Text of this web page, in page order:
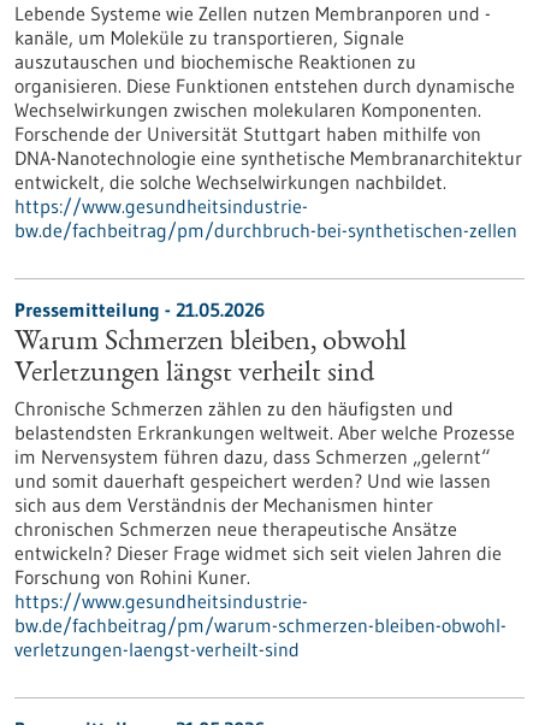
Lebende Systeme wie Zellen nutzen Membranporen und -
kanäle, um Moleküle zu transportieren, Signale
auszutauschen und biochemische Reaktionen zu
organisieren. Diese Funktionen entstehen durch dynamische
Wechselwirkungen zwischen molekularen Komponenten.
Forschende der Universität Stuttgart haben mithilfe von
DNA-Nanotechnologie eine synthetische Membranarchitektur
entwickelt, die solche Wechselwirkungen nachbildet.
https://www.gesundheitsindustrie-
bw.de/fachbeitrag/pm/durchbruch-bei-synthetischen-zellen
Pressemitteilung - 21.05.2026
Warum Schmerzen bleiben, obwohl
Verletzungen längst verheilt sind
Chronische Schmerzen zählen zu den häufigsten und
belastendsten Erkrankungen weltweit. Aber welche Prozesse
im Nervensystem führen dazu, dass Schmerzen „gelernt“
und somit dauerhaft gespeichert werden? Und wie lassen
sich aus dem Verständnis der Mechanismen hinter
chronischen Schmerzen neue therapeutische Ansätze
entwickeln? Dieser Frage widmet sich seit vielen Jahren die
Forschung von Rohini Kuner.
https://www.gesundheitsindustrie-
bw.de/fachbeitrag/pm/warum-schmerzen-bleiben-obwohl-
verletzungen-laengst-verheilt-sind